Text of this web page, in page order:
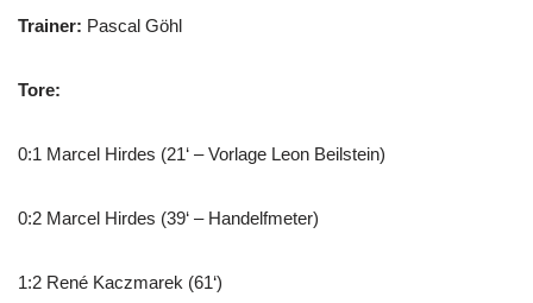
Trainer: Pascal Göhl
Tore:
0:1 Marcel Hirdes (21‘ – Vorlage Leon Beilstein)
0:2 Marcel Hirdes (39‘ – Handelfmeter)
1:2 René Kaczmarek (61‘)